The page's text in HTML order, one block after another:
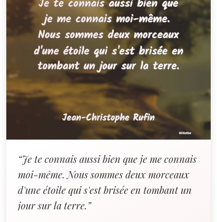
“Je te connais aussi bien que je me connais
moi-même. Nous sommes deux morceaux
d'une étoile qui s'est brisée en tombant un
jour sur la terre.”